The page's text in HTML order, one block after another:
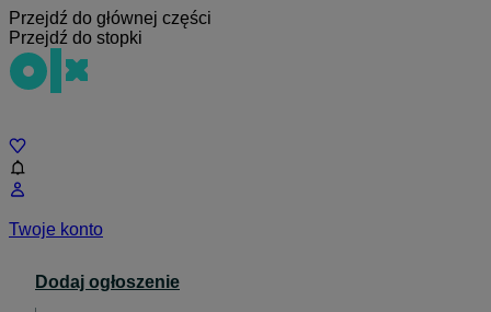
Przejdź do głównej części
Przejdź do stopki
Twoje konto
Dodaj ogłoszenie